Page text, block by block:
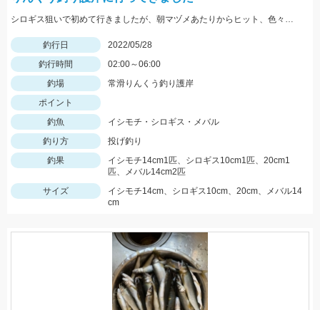
シロギス狙いで初めて行きましたが、朝マヅメあたりからヒット、色々釣れて楽しかったです。
釣行日
2022/05/28
釣行時間
02:00～06:00
釣場
常滑りんくう釣り護岸
ポイント
釣魚
イシモチ・シロギス・メバル
釣り方
投げ釣り
釣果
イシモチ14cm1匹、シロギス10cm1匹、20cm1
匹、メバル14cm2匹
サイズ
イシモチ14cm、シロギス10cm、20cm、メバル14
cm